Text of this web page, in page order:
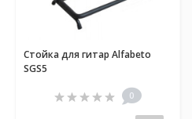
Стойка для гитар Alfabeto
SGS5
0